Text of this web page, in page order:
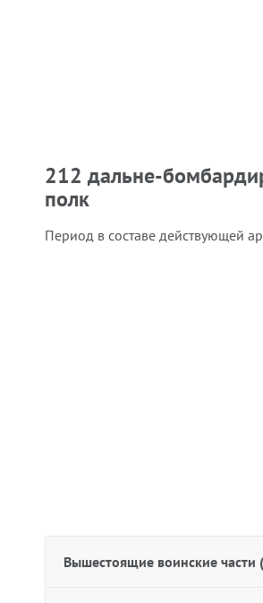
212 дальне-
полк
Период в составе действующей
Вышестоящие воинские части